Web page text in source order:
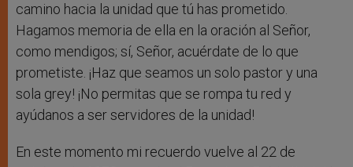
camino hacia la unidad que tú has prometido.
Hagamos memoria de ella en la oración al Señor,
como mendigos; sí, Señor, acuérdate de lo que
prometiste. ¡Haz que seamos un solo pastor y una
sola grey! ¡No permitas que se rompa tu red y
ayúdanos a ser servidores de la unidad!
En este momento mi recuerdo vuelve al 22 de